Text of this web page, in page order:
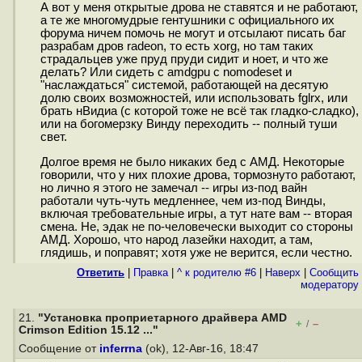
А вот у меня открытые дрова не ставятся и не работают,
а те же многомудрые гентушники с официального их
форума ничем помочь не могут и отсылают писать баг
разрабам дров radeon, то есть xorg, но там таких
страдальцев уже пруд пруди сидит и ноет, и что же
делать? Или сидеть с amdgpu с nomodeset и
"наслаждаться" системой, работающей на десятую
долю своих возможностей, или использовать fglrx, или
брать нВидиа (с которой тоже не всё так гладко-сладко),
или на богомерзку Винду переходить -- полный туши
свет.
Долгое время не было никаких бед с АМД. Некоторые
говорили, что у них плохие дрова, тормознуто работают,
но лично я этого не замечал -- игры из-под вайн
работали чуть-чуть медленнее, чем из-под Винды,
включая требовательные игры, а тут нате вам -- вторая
смена. Не, эдак не по-человечески выходит со стороны
АМД. Хорошо, что народ лазейки находит, а там,
глядишь, и поправят; хотя уже не верится, если честно.
Ответить Правка| ^ к родителю #6 Наверх
Cообщить
модератору
21. "Установка проприетарного драйвера AMD
Crimson Edition 15.12 ..."
+ / –
Сообщение от inferrna (ok), 12-Авг-16, 18:47